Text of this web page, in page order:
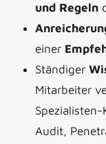
und Regeln
einer
Ständiger
Mitarbeiter
Audit,